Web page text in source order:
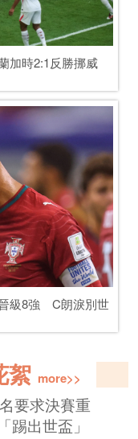
根廷「難
！
近900名
世界
對好去
迷文明